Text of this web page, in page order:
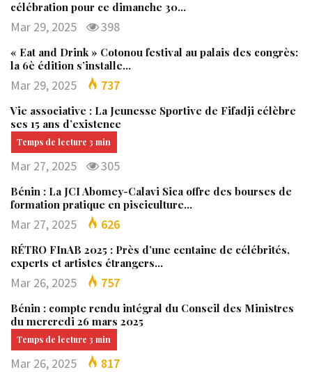
célébration pour ce dimanche 30…
Mar 29, 2025 398
« Eat and Drink » Cotonou festival au palais des congrès:
la 6è édition s’installe…
Mar 29, 2025 737
Vie associative : La Jeunesse Sportive de Fifadji célèbre
ses 15 ans d’existence
Mar 27, 2025 305
Bénin : La JCI Abomey-Calavi Sica offre des bourses de
formation pratique en pisciculture…
Mar 27, 2025 626
RÉTRO FInAB 2025 : Près d’une centaine de célébrités,
experts et artistes étrangers…
Mar 26, 2025 757
Bénin : compte rendu intégral du Conseil des Ministres
du mercredi 26 mars 2025
Mar 26, 2025 817